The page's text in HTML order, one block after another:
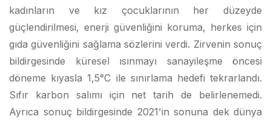
kadınların ve kız çocuklarının her düzeyde
güçlendirilmesi, enerji güvenliğini koruma, herkes için
gıda güvenliğini sağlama sözlerini verdi. Zirvenin sonuç
bildirgesinde küresel ısınmayı sanayileşme öncesi
döneme kıyasla 1,5°C ile sınırlama hedefi tekrarlandı.
Sıfır karbon salımı için net tarih de belirlenemedi.
Ayrıca sonuç bildirgesinde 2021'in sonuna dek dünya